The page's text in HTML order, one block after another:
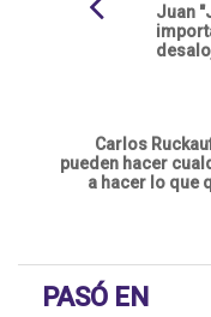
Juan
Carlos
pueden hacer
a hacer lo que
PASÓ EN